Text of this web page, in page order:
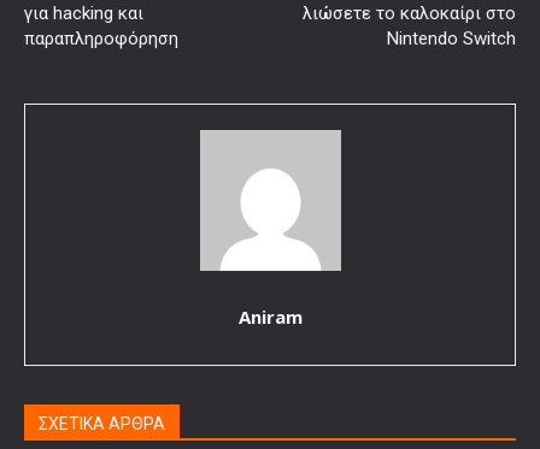
για hacking και
παραπληροφόρηση
λιώσετε το καλοκαίρι στο
Nintendo Switch
Aniram
ΣΧΕΤΙΚΑ ΑΡΘΡΑ